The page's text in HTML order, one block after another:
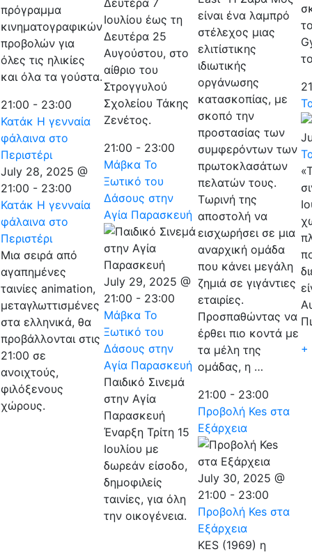
πρόγραμμα
κινηματογραφικών
προβολών για
όλες τις ηλικίες
και όλα τα γούστα.
21:00 - 23:00
Κατάκ Η γενναία
φάλαινα στο
Περιστέρι
July 28, 2025 @
21:00 - 23:00
Κατάκ Η γενναία
φάλαινα στο
Περιστέρι
Μια σειρά από
αγαπημένες
ταινίες animation,
μεταγλωττισμένες
στα ελληνικά, θα
προβάλλονται στις
21:00 σε
ανοιχτούς,
φιλόξενους
χώρους.
Ιουλίου έως τη
Δευτέρα 25
Αυγούστου, στο
αίθριο του
Στρογγυλού
Σχολείου Τάκης
Ζενέτος.
21:00 - 23:00
Μάβκα Το
Ξωτικό του
Δάσους στην
Αγία Παρασκευή
July 29, 2025 @
21:00 - 23:00
Μάβκα Το
Ξωτικό του
Δάσους στην
Αγία Παρασκευή
Παιδικό Σινεμά
στην Αγία
Παρασκευή
Έναρξη Τρίτη 15
Ιουλίου με
δωρεάν είσοδο,
δημοφιλείς
ταινίες, για όλη
την οικογένεια.
είναι ένα λαμπρό
στέλεχος μιας
ελιτίστικης
ιδιωτικής
οργάνωσης
κατασκοπίας, με
σκοπό την
προστασίας των
συμφερόντων των
πρωτοκλασάτων
πελατών τους.
Τωρινή της
αποστολή να
εισχωρήσει σε μια
αναρχική ομάδα
που κάνει μεγάλη
ζημιά σε γιγάντιες
εταιρίες.
Προσπαθώντας να
έρθει πιο κοντά με
τα μέλη της
ομάδας, η …
21:00 - 23:00
Προβολή Kes στα
Εξάρχεια
July 30, 2025 @
21:00 - 23:00
Προβολή Kes στα
Εξάρχεια
ΚΕS (1969) η
+